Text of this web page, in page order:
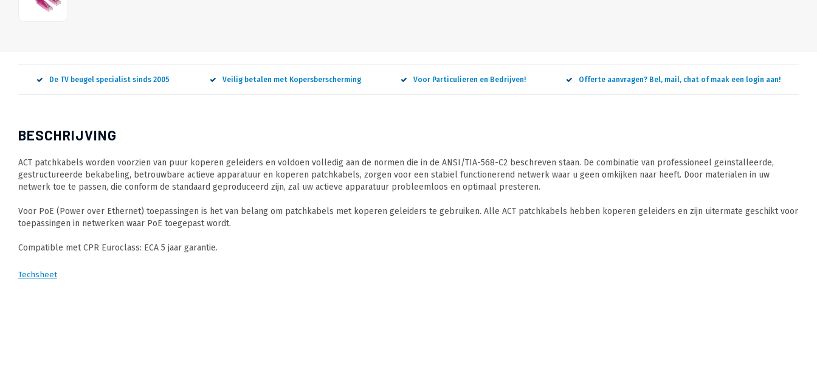
De TV beugel specialist sinds 2005 Veilig betalen met Kopersberscherming Voor Particulieren en Bedrijven! Offerte aanvragen? Bel, mail, chat of maak een login aan!
BESCHRIJVING
ACT patchkabels worden voorzien van puur koperen geleiders en voldoen volledig aan de normen die in de ANSI/TIA-568-C2 beschreven staan. De combinatie van professioneel geïnstalleerde,
gestructureerde bekabeling, betrouwbare actieve apparatuur en koperen patchkabels, zorgen voor een stabiel functionerend netwerk waar u geen omkijken naar heeft. Door materialen in uw
netwerk toe te passen, die conform de standaard geproduceerd zijn, zal uw actieve apparatuur probleemloos en optimaal presteren.
Voor PoE (Power over Ethernet) toepassingen is het van belang om patchkabels met koperen geleiders te gebruiken. Alle ACT patchkabels hebben koperen geleiders en zijn uitermate geschikt voor
toepassingen in netwerken waar PoE toegepast wordt.
Compatible met CPR Euroclass: ECA 5 jaar garantie.
Techsheet